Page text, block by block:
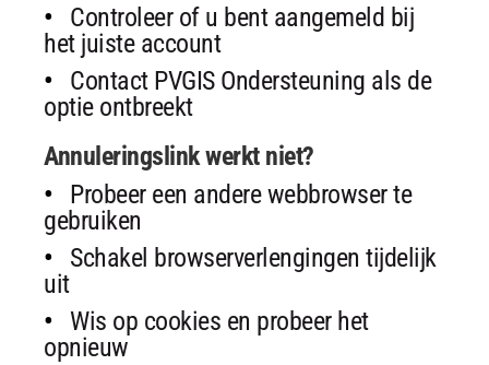
Controleer of u bent aangemeld bij
het juiste account
Contact PVGIS Ondersteuning als de
optie ontbreekt
Annuleringslink werkt niet?
Probeer een andere webbrowser te
gebruiken
Schakel browserverlengingen tijdelijk
uit
Wis op cookies en probeer het
opnieuw